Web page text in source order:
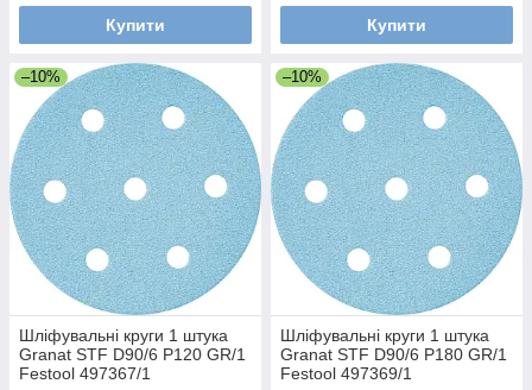
Купити Купити
–10%
Шліфувальні круги 1 штука
Granat STF D90/6 P120 GR/1
Festool 497367/1
–10%
Шліфувальні круги 1 штука
Granat STF D90/6 P180 GR/1
Festool 497369/1